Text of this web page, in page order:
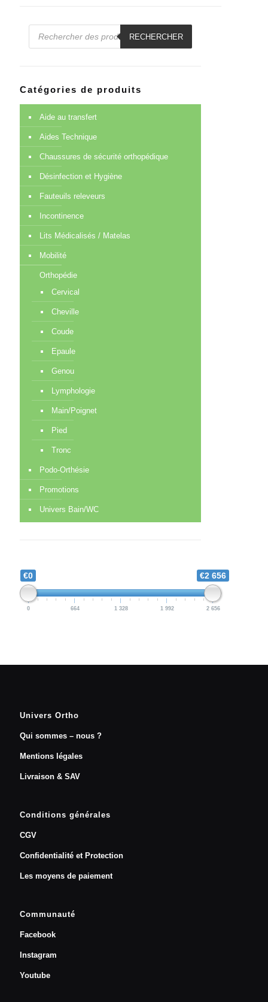
Recherche
RECHERCHER
Catégories de produits
Aide au transfert
Aides Technique
Chaussures de sécurité orthopédique
Désinfection et Hygiène
Fauteuils releveurs
Incontinence
Lits Médicalisés / Matelas
Mobilité
Orthopédie
Cervical
Cheville
Coude
Epaule
Genou
Lymphologie
Main/Poignet
Pied
Tronc
Podo-Orthésie
Promotions
Univers Bain/WC
€0 €2 656
0 664 1 328 1 992 2 656
Univers Ortho
Qui sommes – nous ?
Mentions légales
Livraison & SAV
Conditions générales
CGV
Confidentialité et Protection
Les moyens de paiement
Communauté
Facebook
Instagram
Youtube